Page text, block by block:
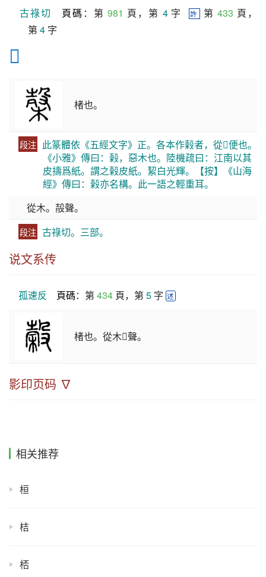
古祿切 頁碼 ：第 981 頁，第 4 字 許 第 433 頁，
第 4 字
𣖫
楮也。
段注 此篆體依《五經文字》正。各本作榖者，從𣜩便也。
《小雅》傳曰：榖，惡木也。陸機疏曰：江南以其
皮擣爲紙。謂之榖皮紙。絜白光輝。【按】《山海
經》傳曰：榖亦名構。此一語之輕重耳。
從木。㱿聲。
段注 古祿切。三部。
说文系传
孤速反 頁碼：第 434 頁，第 5 字 述
楮也。從木𣪊聲。
影印页码 ∇
相关推荐
桓
桔
桮